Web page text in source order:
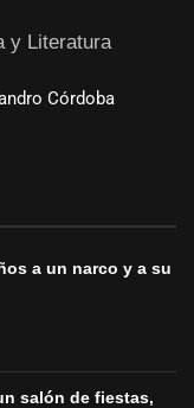
y Literatura
Córdoba
a un narco y a su
salón de fiestas,